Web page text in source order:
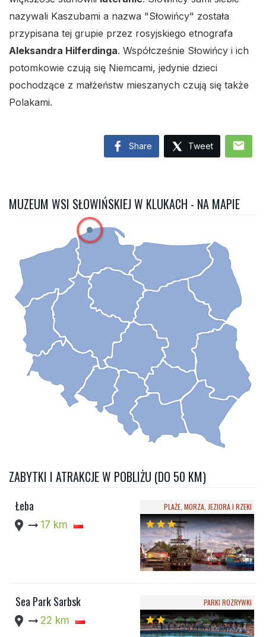
nazywali Kaszubami a nazwa "Słowińcy" została
przypisana tej grupie przez rosyjskiego etnografa
Aleksandra Hilferdinga. Współcześnie Słowińcy i ich
potomkowie czują się Niemcami, jedynie dzieci
pochodzące z małżeństw mieszanych czują się także
Polakami.
Share Tweet mail
MUZEUM WSI SŁOWIŃSKIEJ W KLUKACH - NA MAPIE
ZABYTKI I ATRAKCJE W POBLIŻU (DO 50 KM)
Łeba
location_pin arrow_right_alt 17 km
PLAŻE, MORZA, JEZIORA I RZEKI
starstarstar
Sea Park Sarbsk
location_pin arrow_right_alt 22 km
PARKI ROZRYWKI
starstar